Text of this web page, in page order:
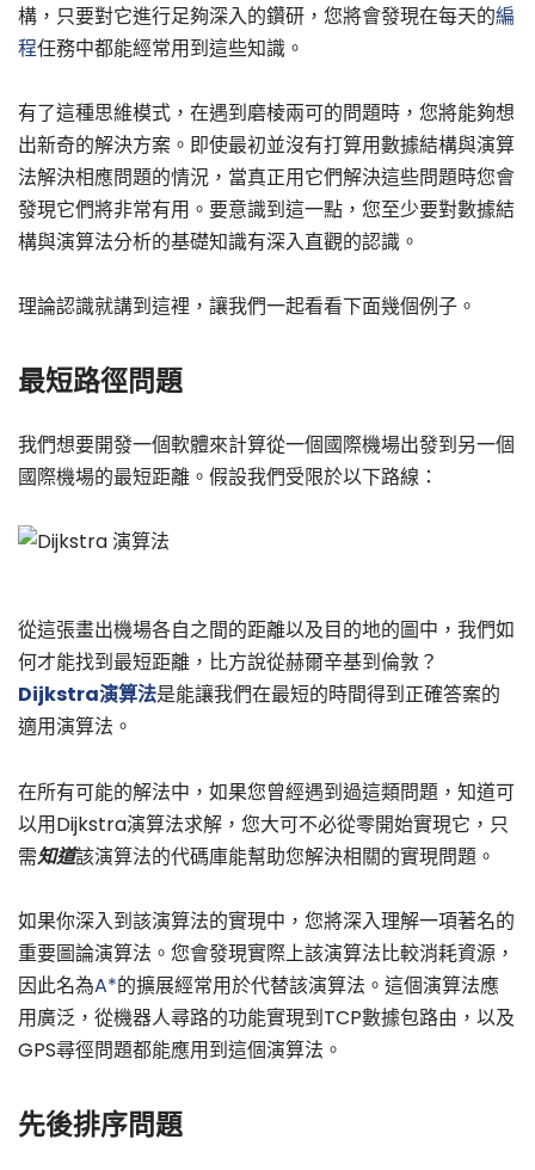
構，只要對它進行足夠深入的鑽研，您將會發現在每天的編
程任務中都能經常用到這些知識。
有了這種思維模式，在遇到磨棱兩可的問題時，您將能夠想
出新奇的解決方案。即使最初並沒有打算用數據結構與演算
法解決相應問題的情況，當真正用它們解決這些問題時您會
發現它們將非常有用。要意識到這一點，您至少要對數據結
構與演算法分析的基礎知識有深入直觀的認識。
理論認識就講到這裡，讓我們一起看看下面幾個例子。
最短路徑問題
我們想要開發一個軟體來計算從一個國際機場出發到另一個
國際機場的最短距離。假設我們受限於以下路線：
從這張畫出機場各自之間的距離以及目的地的圖中，我們如
何才能找到最短距離，比方說從赫爾辛基到倫敦？
Dijkstra演算法是能讓我們在最短的時間得到正確答案的
適用演算法。
在所有可能的解法中，如果您曾經遇到過這類問題，知道可
以用Dijkstra演算法求解，您大可不必從零開始實現它，只
需知道該演算法的代碼庫能幫助您解決相關的實現問題。
如果你深入到該演算法的實現中，您將深入理解一項著名的
重要圖論演算法。您會發現實際上該演算法比較消耗資源，
因此名為A*的擴展經常用於代替該演算法。這個演算法應
用廣泛，從機器人尋路的功能實現到TCP數據包路由，以及
GPS尋徑問題都能應用到這個演算法。
先後排序問題